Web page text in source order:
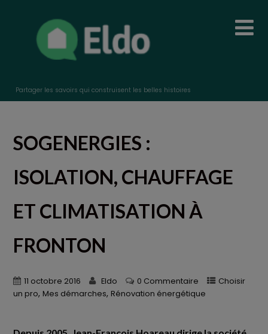
Partager les savoirs qui construisent les belles histoires
SOGENERGIES :
ISOLATION, CHAUFFAGE
ET CLIMATISATION À
FRONTON
11 octobre 2016 Eldo 0 Commentaire
Choisir
un pro, Mes démarches, Rénovation énergétique